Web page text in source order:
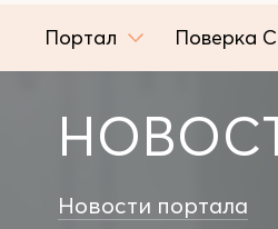
Портал Поверка
Новости портала